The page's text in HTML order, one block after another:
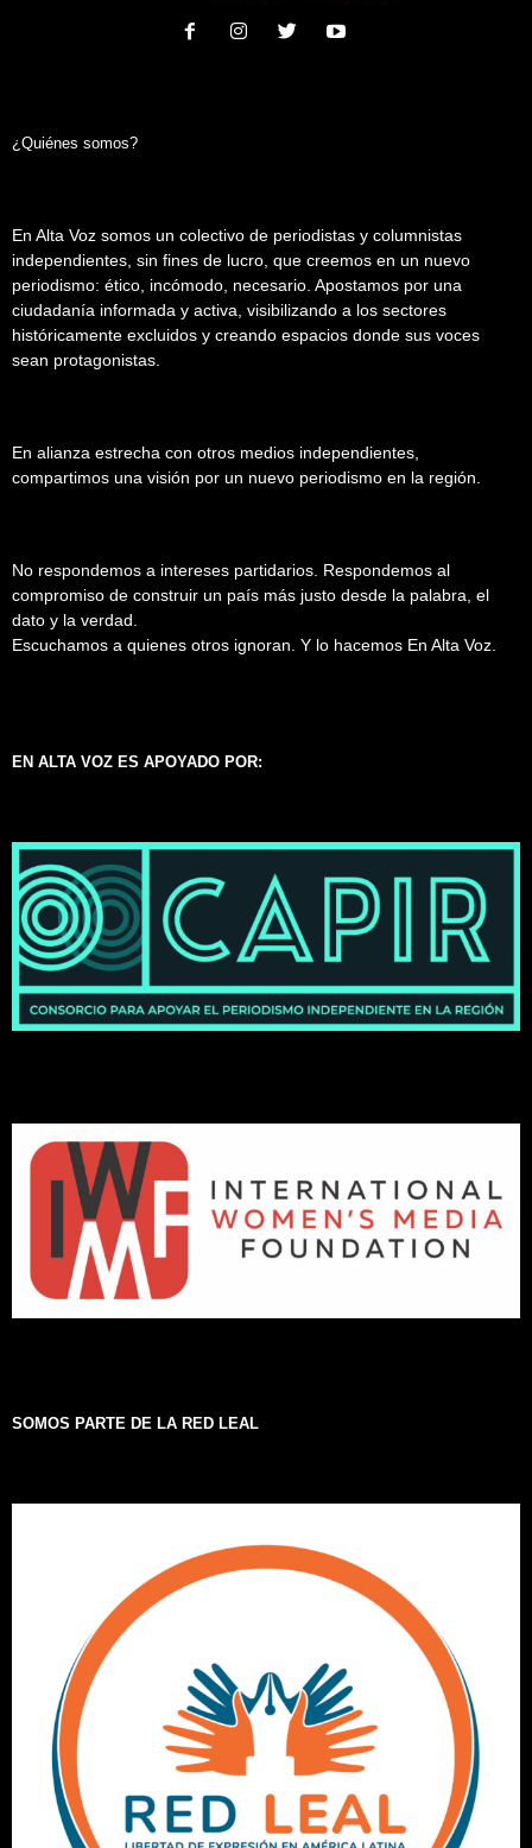
¿Quiénes somos?
En Alta Voz somos un colectivo de periodistas y columnistas
independientes, sin fines de lucro, que creemos en un nuevo
periodismo: ético, incómodo, necesario. Apostamos por una
ciudadanía informada y activa, visibilizando a los sectores
históricamente excluidos y creando espacios donde sus voces
sean protagonistas.
En alianza estrecha con otros medios independientes,
compartimos una visión por un nuevo periodismo en la región.
No respondemos a intereses partidarios. Respondemos al
compromiso de construir un país más justo desde la palabra, el
dato y la verdad.
Escuchamos a quienes otros ignoran. Y lo hacemos En Alta Voz.
EN ALTA VOZ ES APOYADO POR:
SOMOS PARTE DE LA RED LEAL